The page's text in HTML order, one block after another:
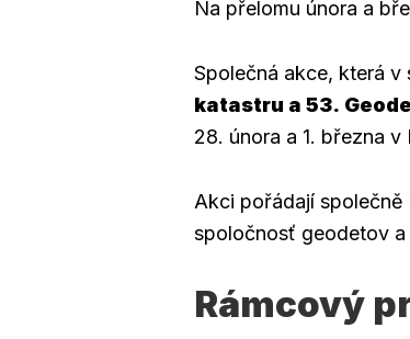
Na přelomu února a
Společná akce, která v
katastru a 53.
28. února a 1. března
Akci pořádají
spoločnosť geodetov
Rámcový